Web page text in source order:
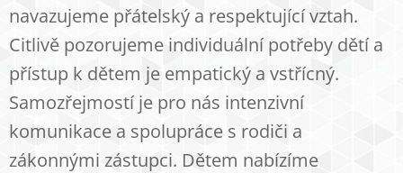
navazujeme přátelský a respektující vztah.
Citlivě pozorujeme individuální potřeby dětí a
přístup k dětem je empatický a vstřícný.
Samozřejmostí je pro nás intenzivní
komunikace a spolupráce s rodiči a
zákonnými zástupci. Dětem nabízíme